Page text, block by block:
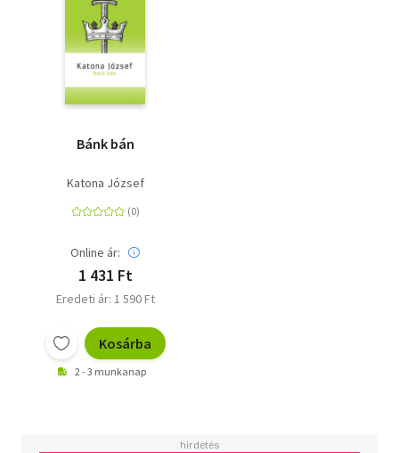
Bánk bán
Katona József
Online ár:
1 431 Ft
Eredeti ár: 1 590 Ft
Kosárba
2 - 3 munkanap